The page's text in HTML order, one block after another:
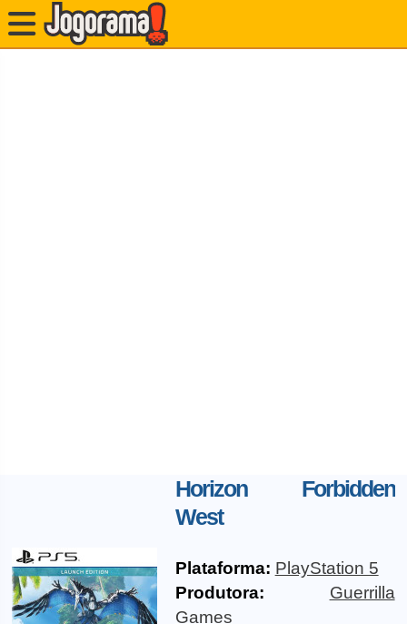
Horizon Forbidden
West
Plataforma: PlayStation 5
Produtora:
Guerrilla
Games